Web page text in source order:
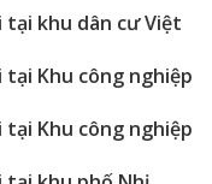
khu dân cư Việt
Khu công nghiệp
Khu công nghiệp